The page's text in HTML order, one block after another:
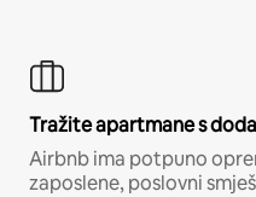
Tražite apartmane s
Airbnb ima potpuno
zaposlene, poslovni